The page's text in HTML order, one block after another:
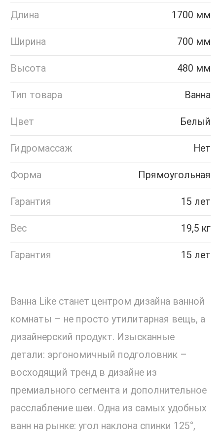
Длина 1700 мм
Ширина 700 мм
Высота 480 мм
Тип товара Ванна
Цвет Белый
Гидромассаж Нет
Форма Прямоугольная
Гарантия 15 лет
Вес 19,5 кг
Гарантия 15 лет
Ванна Like станет центром дизайна ванной
комнаты – не просто утилитарная вещь, а
дизайнерский продукт. Изысканные
детали: эргономичный подголовник –
восходящий тренд в дизайне из
премиального сегмента и дополнительное
расслабление шеи. Одна из самых удобных
ванн на рынке: угол наклона спинки 125°,